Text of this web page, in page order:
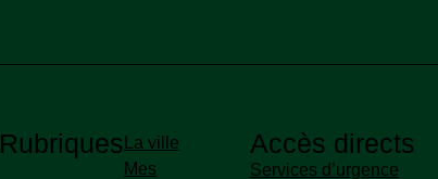
Rubriques La ville
Mes
Accès directs
Accès directs pied de
Services d’urgence